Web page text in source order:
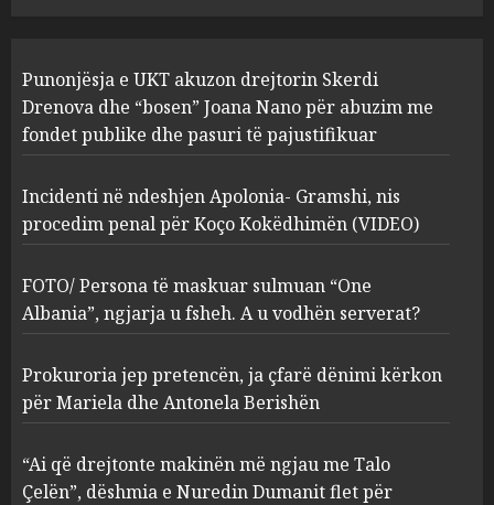
2
Apolonia- Gramshi, nis
procedim penal për Koço
Kokëdhimën (VIDEO)
MARCH 27, 2025
3
FOTO/ Persona të maskuar
sulmuan “One Albania”,
ngjarja u fsheh. A u vodhën
serverat?
MARCH 25, 2025
Prokuroria jep pretencën, ja
çfarë dënimi kërkon për
Berishën
MARCH 25, 2025
Punonjësja e UKT akuzon drejtorin Skerdi
Drenova dhe “bosen” Joana Nano për abuzim me
fondet publike dhe pasuri të pajustifikuar
Incidenti në ndeshjen Apolonia- Gramshi, nis
procedim penal për Koço Kokëdhimën (VIDEO)
FOTO/ Persona të maskuar sulmuan “One
Albania”, ngjarja u fsheh. A u vodhën serverat?
Prokuroria jep pretencën, ja çfarë dënimi kërkon
për Mariela dhe Antonela Berishën
“Ai që drejtonte makinën më ngjau me Talo
Çelën”, dëshmia e Nuredin Dumanit flet për